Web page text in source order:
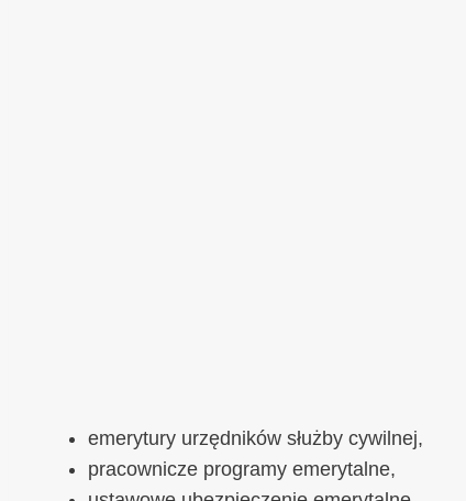
emerytury urzędników służby cywilnej,
pracownicze programy emerytalne,